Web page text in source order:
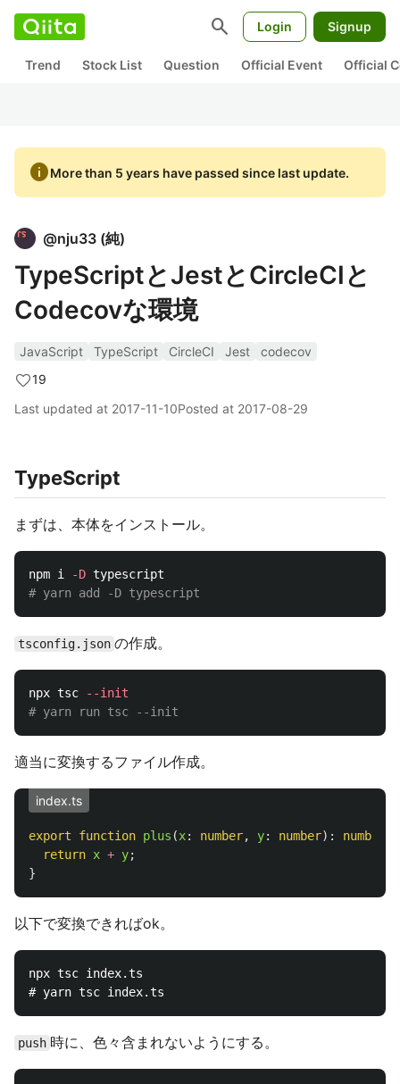
search Login Signup
Trend Stock List Question Official Event Official
infoMore than 5 years have passed since last update.
@nju33 (純)
TypeScriptとJestとCircleCIと
Codecovな環境
JavaScript TypeScript CircleCI Jest
codecov
19
Last updated at 2017-11-10Posted at 2017-08-29
TypeScript
まずは、本体をインストール。
npm i -D
# yarn add -D typescript
tsconfig.json の作成。
npx tsc
--init
# yarn run tsc --init
適当に変換するファイル作成。
index.ts
export function plus (x: number, y: number): number
return x + y;
}
以下で変換できればok。
npx tsc index.ts
push 時に、色々含まれないようにする。